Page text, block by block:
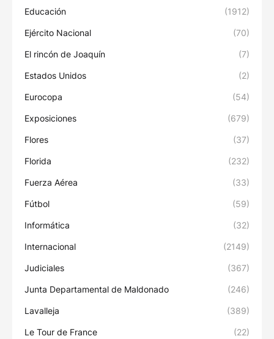
Educación (1912)
Ejército Nacional (70)
El rincón de Joaquín (7)
Estados Unidos (2)
Eurocopa (54)
Exposiciones (679)
Flores (37)
Florida (232)
Fuerza Aérea (33)
Fútbol (59)
Informática (32)
Internacional (2149)
Judiciales (367)
Junta Departamental de Maldonado (246)
Lavalleja (389)
Le Tour de France (22)